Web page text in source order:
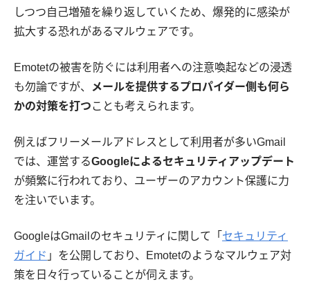
しつつ自己増殖を繰り返していくため、爆発的に感染が
拡大する恐れがあるマルウェアです。
Emotetの被害を防ぐには利用者への注意喚起などの浸透
も勿論ですが、
メールを提供するプロパイダー側も何ら
かの対策を打つことも考えられます。
例えばフリーメールアドレスとして利用者が多いGmail
では、運営するGoogleによるセキュリティアップデート
が頻繁に行われており、ユーザーのアカウント保護に力
を注いでいます。
GoogleはGmailのセキュリティに関して「 セキュリティ
ガイド 」を公開しており、Emotetのようなマルウェア対
策を日々行っていることが伺えます。